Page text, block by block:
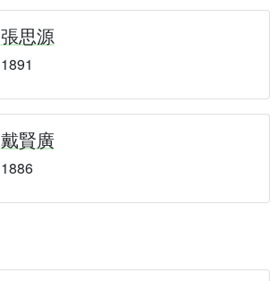
張思源
1891
戴賢廣
1886